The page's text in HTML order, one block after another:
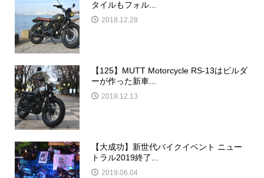
タイルもフォル...
2018.12.28
【125】MUTT Motorcycle RS-13はビルダ
ーが作った新車...
2018.12.13
【大成功】新世代バイクイベント ニュー
トラル2019終了...
2019.06.04